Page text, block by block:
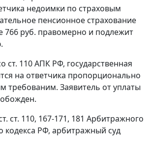
недоимки по страховым
пенсионное страхование
766 руб. правомерно и подлежит
ст. 110АПК РФ, государственная
на ответчика пропорционально
требованим. Заявитель от уплаты
ст. 110, 167-171, 181 Арбитражного
кодекса РФ, арбитражный суд